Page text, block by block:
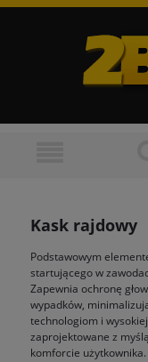
Kask rajdowy
Podstawowym
startującego w
Zapewnia ochronę
wypadków,
technologiom i
zaprojektowane z
komforcie użytkownika.